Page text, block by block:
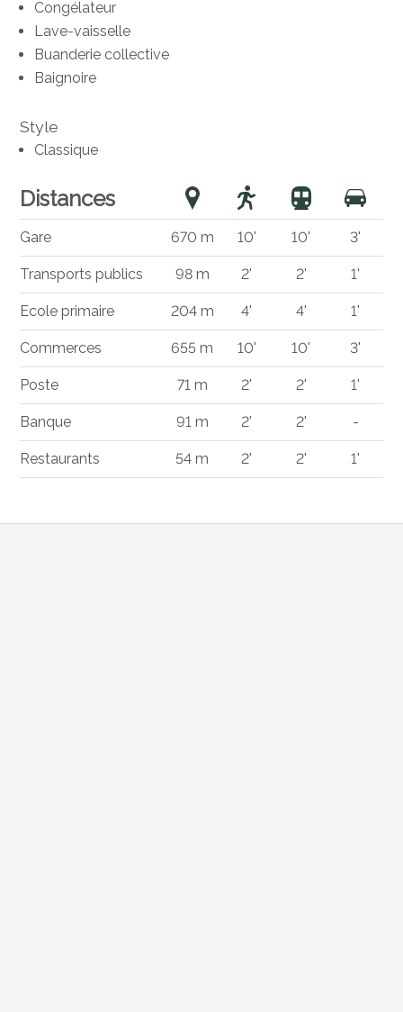
Congélateur
Lave-vaisselle
Buanderie collective
Baignoire
Style
Classique
Distances
Gare 670 m 10' 10' 3'
Transports publics 98 m 2' 2' 1'
Ecole primaire 204 m 4' 4' 1'
Commerces 655 m 10' 10' 3'
Poste 71 m 2' 2' 1'
Banque 91 m 2' 2' -
Restaurants 54 m 2' 2' 1'